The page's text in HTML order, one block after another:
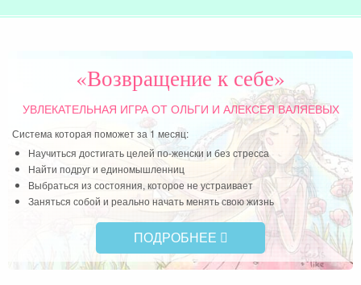
«Возвращение к себе»
УВЛЕКАТЕЛЬНАЯ ИГРАОТ ОЛЬГИ И АЛЕКСЕЯ ВАЛЯЕВЫХ
Система которая поможет за 1 месяц:
Научиться достигать целей по-женски и без стресса
Найти подруг и единомышленниц
Выбраться из состояния, которое не устраивает
Заняться собой и реально начать менять свою жизнь
ПОДРОБНЕЕ